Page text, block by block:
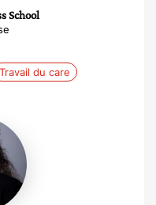
School
Travail du care